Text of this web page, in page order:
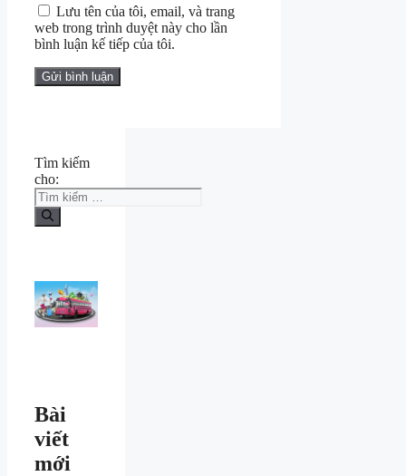
Lưu tên của tôi, email, và trang
web trong trình duyệt này cho lần
bình luận kế tiếp của tôi.
Tìm kiếm
cho:
Bài
viết
mới